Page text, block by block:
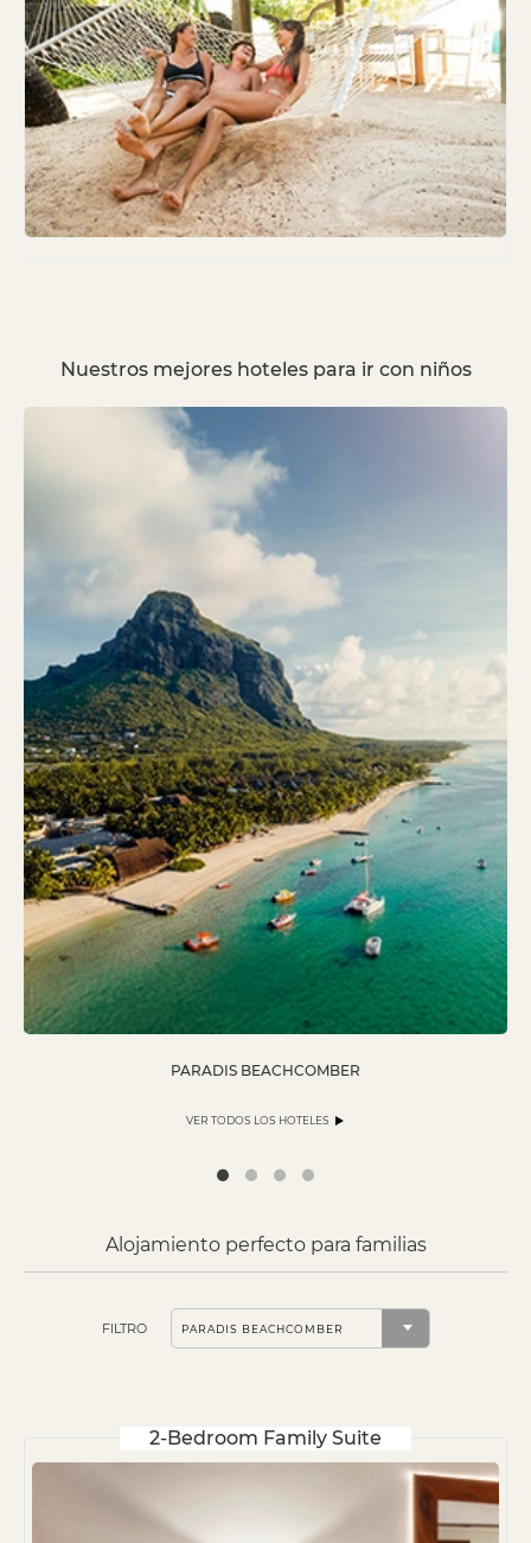
Nuestros mejores hoteles para ir con niños
PARADIS BEACHCOMBER
VER TODOS LOS HOTELES
Alojamiento perfecto para familias
FILTRO
2-Bedroom Family Suite